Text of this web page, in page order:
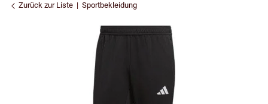
Zurück zur Liste Sportbekleidung